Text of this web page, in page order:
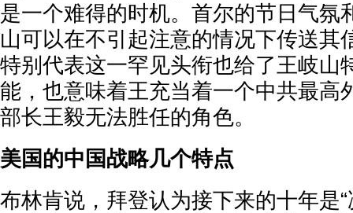
是一个难得的时机。首尔的节日气氛
山可以在不引起注意的情况下传送其
特别代表这一罕见头衔也给了王岐山
能，也意味着王充当着一个中共最高
部长王毅无法胜任的角色。
美国的中国战略几个特点
布林肯说，拜登认为接下来的十年是